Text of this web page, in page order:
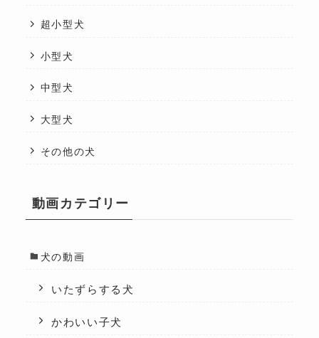
超小型犬
小型犬
中型犬
大型犬
その他の犬
動画カテゴリー
犬の動画
いたずらする犬
かわいい子犬